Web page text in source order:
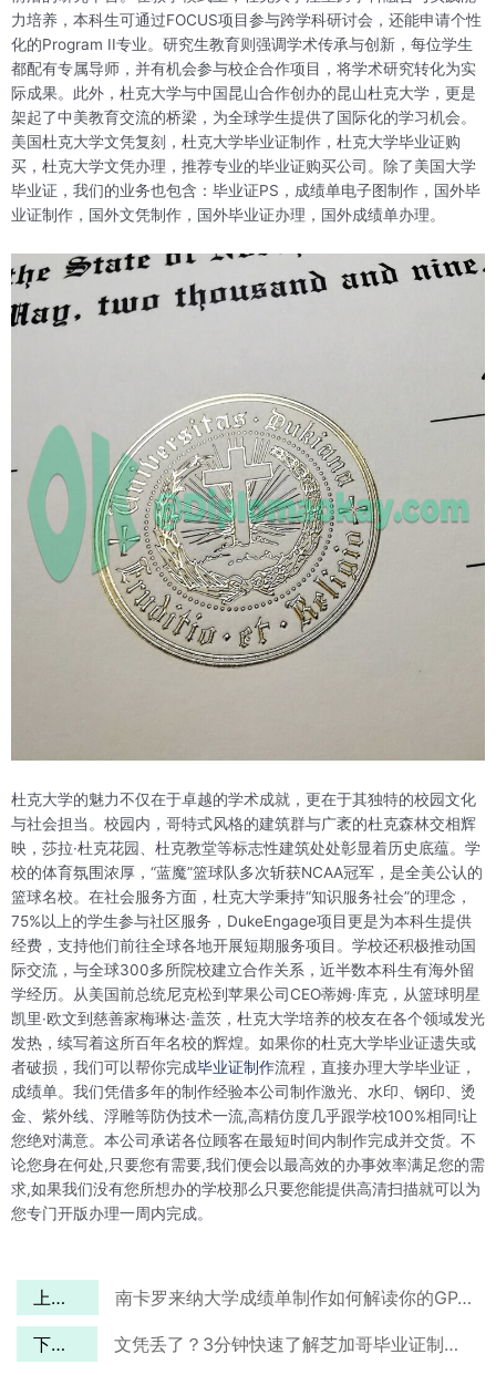
力培养，本科生可通过FOCUS项目参与跨学科研讨会，还能申请个性
化的Program II专业。研究生教育则强调学术传承与创新，每位学生
都配有专属导师，并有机会参与校企合作项目，将学术研究转化为实
际成果。此外，杜克大学与中国昆山合作创办的昆山杜克大学，更是
架起了中美教育交流的桥梁，为全球学生提供了国际化的学习机会。
美国杜克大学文凭复刻，杜克大学毕业证制作，杜克大学毕业证购
买，杜克大学文凭办理，推荐专业的毕业证购买公司。除了美国大学
毕业证，我们的业务也包含：毕业证PS，成绩单电子图制作，国外毕
业证制作，国外文凭制作，国外毕业证办理，国外成绩单办理。
杜克大学的魅力不仅在于卓越的学术成就，更在于其独特的校园文化
与社会担当。校园内，哥特式风格的建筑群与广袤的杜克森林交相辉
映，莎拉·杜克花园、杜克教堂等标志性建筑处处彰显着历史底蕴。学
校的体育氛围浓厚，“蓝魔”篮球队多次斩获NCAA冠军，是全美公认的
篮球名校。在社会服务方面，杜克大学秉持“知识服务社会”的理念，
75%以上的学生参与社区服务，DukeEngage项目更是为本科生提供
经费，支持他们前往全球各地开展短期服务项目。学校还积极推动国
际交流，与全球300多所院校建立合作关系，近半数本科生有海外留
学经历。从美国前总统尼克松到苹果公司CEO蒂姆·库克，从篮球明星
凯里·欧文到慈善家梅琳达·盖茨，杜克大学培养的校友在各个领域发光
发热，续写着这所百年名校的辉煌。如果你的杜克大学毕业证遗失或
者破损，我们可以帮你完成毕业证制作流程，直接办理大学毕业证，
成绩单。我们凭借多年的制作经验本公司制作激光、水印、钢印、烫
金、紫外线、浮雕等防伪技术一流,高精仿度几乎跟学校100%相同!让
您绝对满意。本公司承诺各位顾客在最短时间内制作完成并交货。不
论您身在何处,只要您有需要,我们便会以最高效的办事效率满足您的需
求,如果我们没有您所想办的学校那么只要您能提供高清扫描就可以为
您专门开版办理一周内完成。
上一篇 南卡罗来纳大学成绩单制作如何解读你的GPA趋势
下一篇 文凭丢了？3分钟快速了解芝加哥毕业证制作全流程